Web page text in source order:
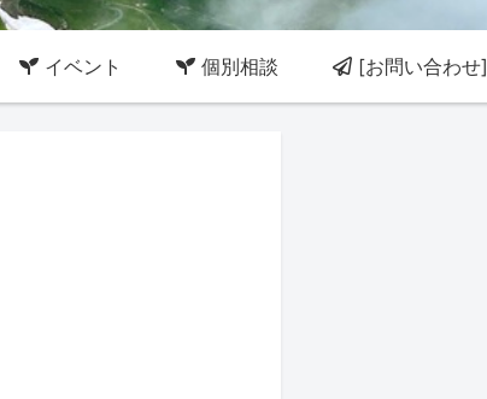
イベント 個別相談 [お問い合わせ]